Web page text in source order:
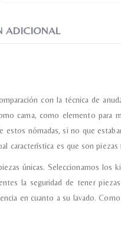
ADICIONAL
con la técnica de
cama, como elemento
estos nómadas, si no que
característica es que son
únicas. Seleccionamos los
la seguridad de tener
en cuanto a su lavado.